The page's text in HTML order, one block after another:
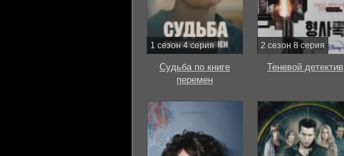
1 сезон 4 серия
Судьба по книге
перемен
2 сезон 8 серия
Теневой детектив